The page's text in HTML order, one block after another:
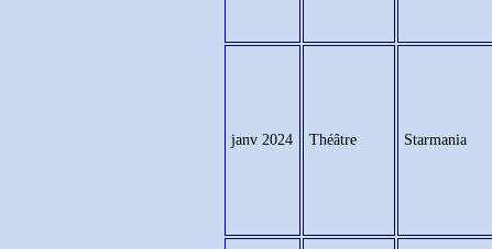
janv 2024 Théâtre Starmania